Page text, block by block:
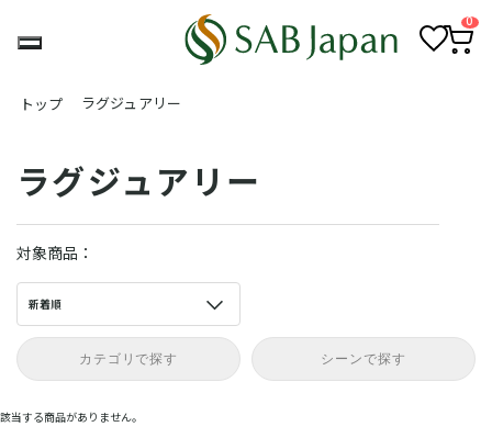
0
トップ ラグジュアリー
ラグジュアリー
対象商品：
新着順
カテゴリで探す シーンで探す
該当する商品がありません。